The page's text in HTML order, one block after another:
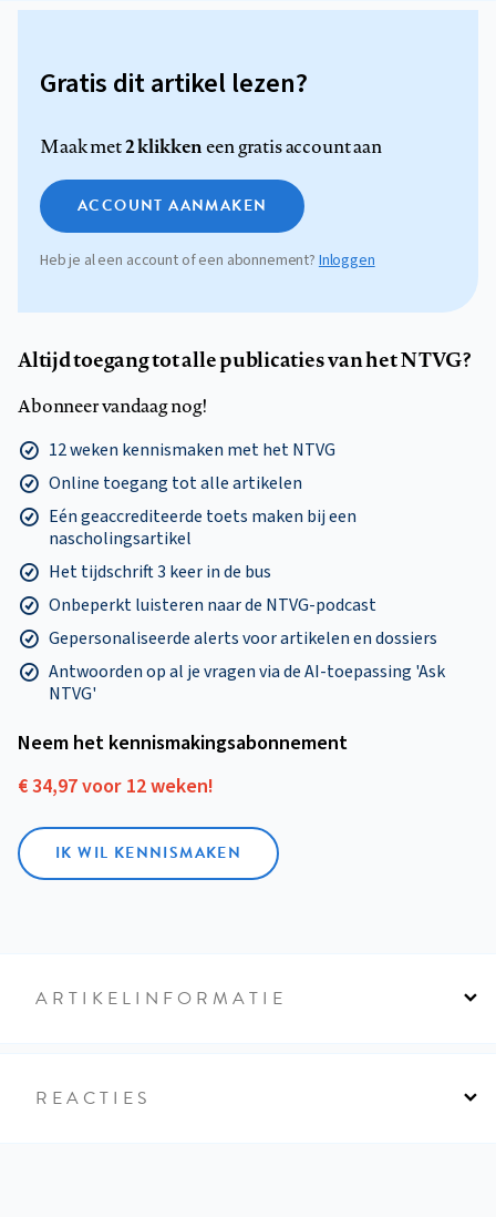
Gratis dit artikel lezen?
Maak met2 klikkeneen gratis account aan
ACCOUNT AANMAKEN
Heb je al een account of een abonnement? Inloggen
Altijd toegang tot alle publicaties van het NTVG?
Abonneer vandaag nog!
12 weken kennismaken met het NTVG
Online toegang tot alle artikelen
Eén geaccrediteerde toets maken bij een
nascholingsartikel
Het tijdschrift 3 keer in de bus
Onbeperkt luisteren naar de NTVG-podcast
Gepersonaliseerde alerts voor artikelen en dossiers
Antwoorden op al je vragen via de AI-toepassing 'Ask
NTVG'
Neem het kennismakings­abonnement
€ 34,97 voor 12 weken!
IK WIL KENNISMAKEN
ARTIKELINFORMATIE
REACTIES